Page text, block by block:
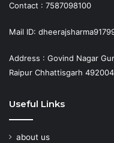
Contact : 7587098100
Mail ID:
Address : Govind Nagar
Raipur Chhattisgarh 492004
Useful Links
about us